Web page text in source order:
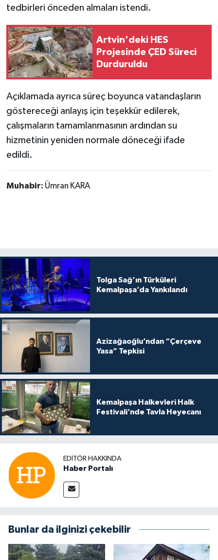
tedbirleri önceden almaları istendi.
Artvin'deki HES
Projesinde ÇED Süreci
Durduruldu
Açıklamada ayrıca süreç boyunca vatandaşların
göstereceği anlayış için teşekkür edilerek,
çalışmaların tamamlanmasının ardından su
hizmetinin yeniden normale döneceği ifade
edildi.
Muhabir: Ümran KARA
Tolga Sağ’ın Türküleri
Kemalpaşa’da Yankılandı
Azizağaoğlu’ndan “Çerçeve
Yasa” Tepkisi
Kemalpaşa Halkevleri Halk
Festivali’nde Tavla Heyecanı
EDITÖR HAKKINDA
Haber Portalı
Bunlar da ilginizi çekebilir